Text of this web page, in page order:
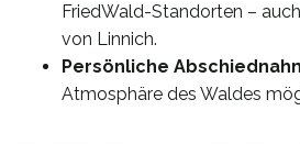
FriedWald-Standorten –
von Linnich.
Persönliche
Atmosphäre des Waldes